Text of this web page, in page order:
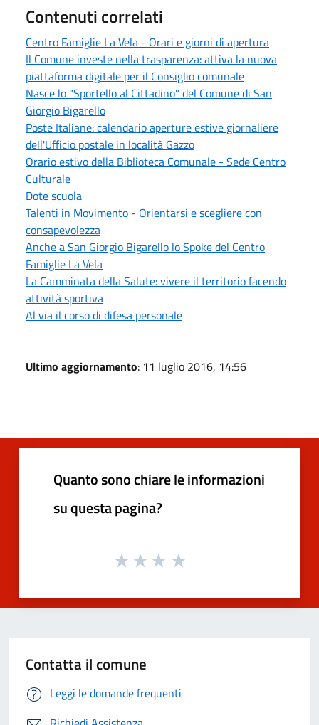
Contenuti correlati
Centro Famiglie La Vela - Orari e giorni di apertura
Il Comune investe nella trasparenza: attiva la nuova
piattaforma digitale per il Consiglio comunale
Nasce lo "Sportello al Cittadino" del Comune di San
Giorgio Bigarello
Poste Italiane: calendario aperture estive giornaliere
dell'Ufficio postale in località Gazzo
Orario estivo della Biblioteca Comunale - Sede Centro
Culturale
Dote scuola
Talenti in Movimento - Orientarsi e scegliere con
consapevolezza
Anche a San Giorgio Bigarello lo Spoke del Centro
Famiglie La Vela
La Camminata della Salute: vivere il territorio facendo
attività sportiva
Al via il corso di difesa personale
Ultimo aggiornamento: 11 luglio 2016, 14:56
Quanto sono chiare le informazioni
su questa pagina?
Contatta il comune
Leggi le domande frequenti